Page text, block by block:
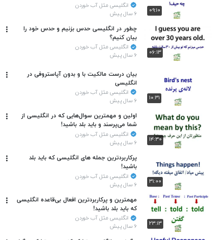
۰۹:۱۰
انگلیسی مثل آب خوردن
۶ سال پیش
۰۶:۱۳
چطور در انگلیسی حدس بزنیم و حدس خود را
بیان کنیم؟
انگلیسی مثل آب خوردن
۶ سال پیش
۱۰:۳۱
بیان درست مالکیت با و بدون آپاستروفی در
انگلیسی
انگلیسی مثل آب خوردن
۶ سال پیش
۱۴:۳۰
اولین و مهمترین سوال‌هایی که در انگلیسی از
شما می‌پرسند و باید بلد باشید!
انگلیسی مثل آب خوردن
۶ سال پیش
۳۱:۰۰
پرکاربردترین جمله های انگلیسی که باید بلد
باشید!
انگلیسی مثل آب خوردن
۶ سال پیش
۲۳:۱۳
مهمترین و پرکاربردترین افعال بی‌قاعده انگلیسی
که باید بلد باشید!
انگلیسی مثل آب خوردن
۶ سال پیش